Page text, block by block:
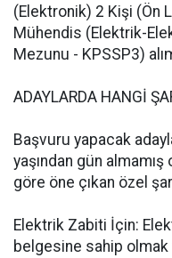
(Elektronik) 2 Kişi (Ön
Mühendis (Elektrik-
Mezunu - KPSSP3)
ADAYLARDA HANGİ
Başvuru yapacak
yaşından gün
göre öne çıkan özel
Elektrik Zabiti İçin:
belgesine sahip olmak